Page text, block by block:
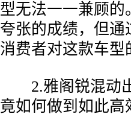
型无法一一兼顾
夸张的成绩，但
消费者对这款车
2.雅阁锐混动
竟如何做到如此高